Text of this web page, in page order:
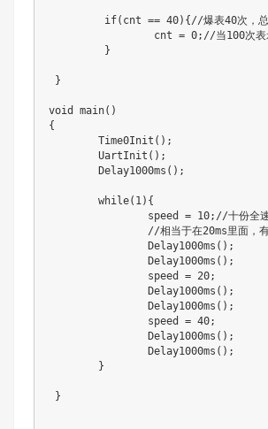
}
void main()
{
}